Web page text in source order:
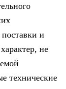
и
не
технические